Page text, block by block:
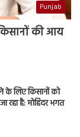
Punjab
की आय
के लिए किसानों को
रहा है: मोहिंदर भगत